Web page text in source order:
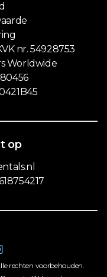
nr. 54928753
Worldwide
op
rechten voorbehouden.